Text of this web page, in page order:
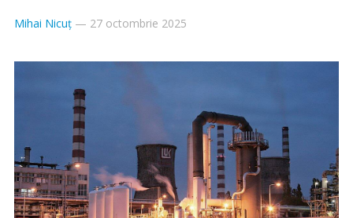
Mihai Nicuț— 27 octombrie 2025